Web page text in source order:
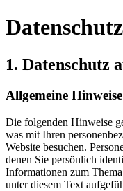
1. Datenschutz
Allgemeine Hinweise
Die folgenden Hinweise
was mit Ihren
Website besuchen.
denen Sie persönlich
Informationen zum
unter diesem Text